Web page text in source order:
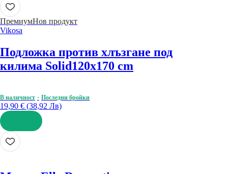
ПремиумНов продукт
Vikosa
Подложка против хлъзгане под
килима Solid120x170 cm
В наличност Последни бройки
19,90 € (38,92 Лв)
ДОБАВИ